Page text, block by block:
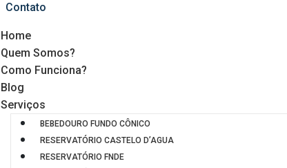
Contato
Home
Quem Somos?
Como Funciona?
Blog
Serviços
BEBEDOURO FUNDO CÔNICO
RESERVATÓRIO CASTELO D’AGUA
RESERVATÓRIO FNDE